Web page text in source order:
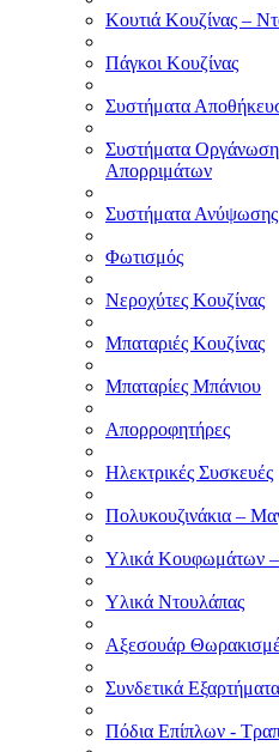
Κουτιά Κουζίνας –
Πάγκοι Κουζίνας
Συστήματα
Συστήματα
Απορριμάτων
Συστήματα
Φωτισμός
Νεροχύτες Κουζίνας
Μπαταριές Κουζίνας
Μπαταρίες Μπάνιου
Απορροφητήρες
Ηλεκτρικές Συσκευές
Πολυκουζινάκια –
Υλικά Κουφωμάτων –
Υλικά Ντουλάπας
Αξεσουάρ
Συνδετικά
Πόδια Επίπλων -